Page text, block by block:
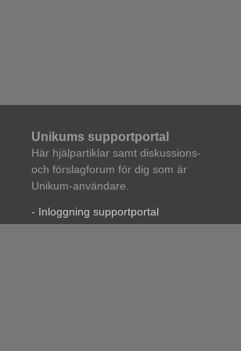
Unikums supportportal
Här hjälpartiklar samt diskussions-
och förslagforum för dig som är
Unikum-användare.
- Inloggning supportportal